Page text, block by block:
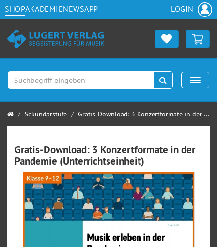
SHOPAKADEMIENEWSAPP LOGIN
Suchen
Startseite
Sekundarstufe Gratis-Download: 3 Konzertformate in der ...
Gratis-Download: 3 Konzertformate in der
Pandemie (Unterrichtseinheit)